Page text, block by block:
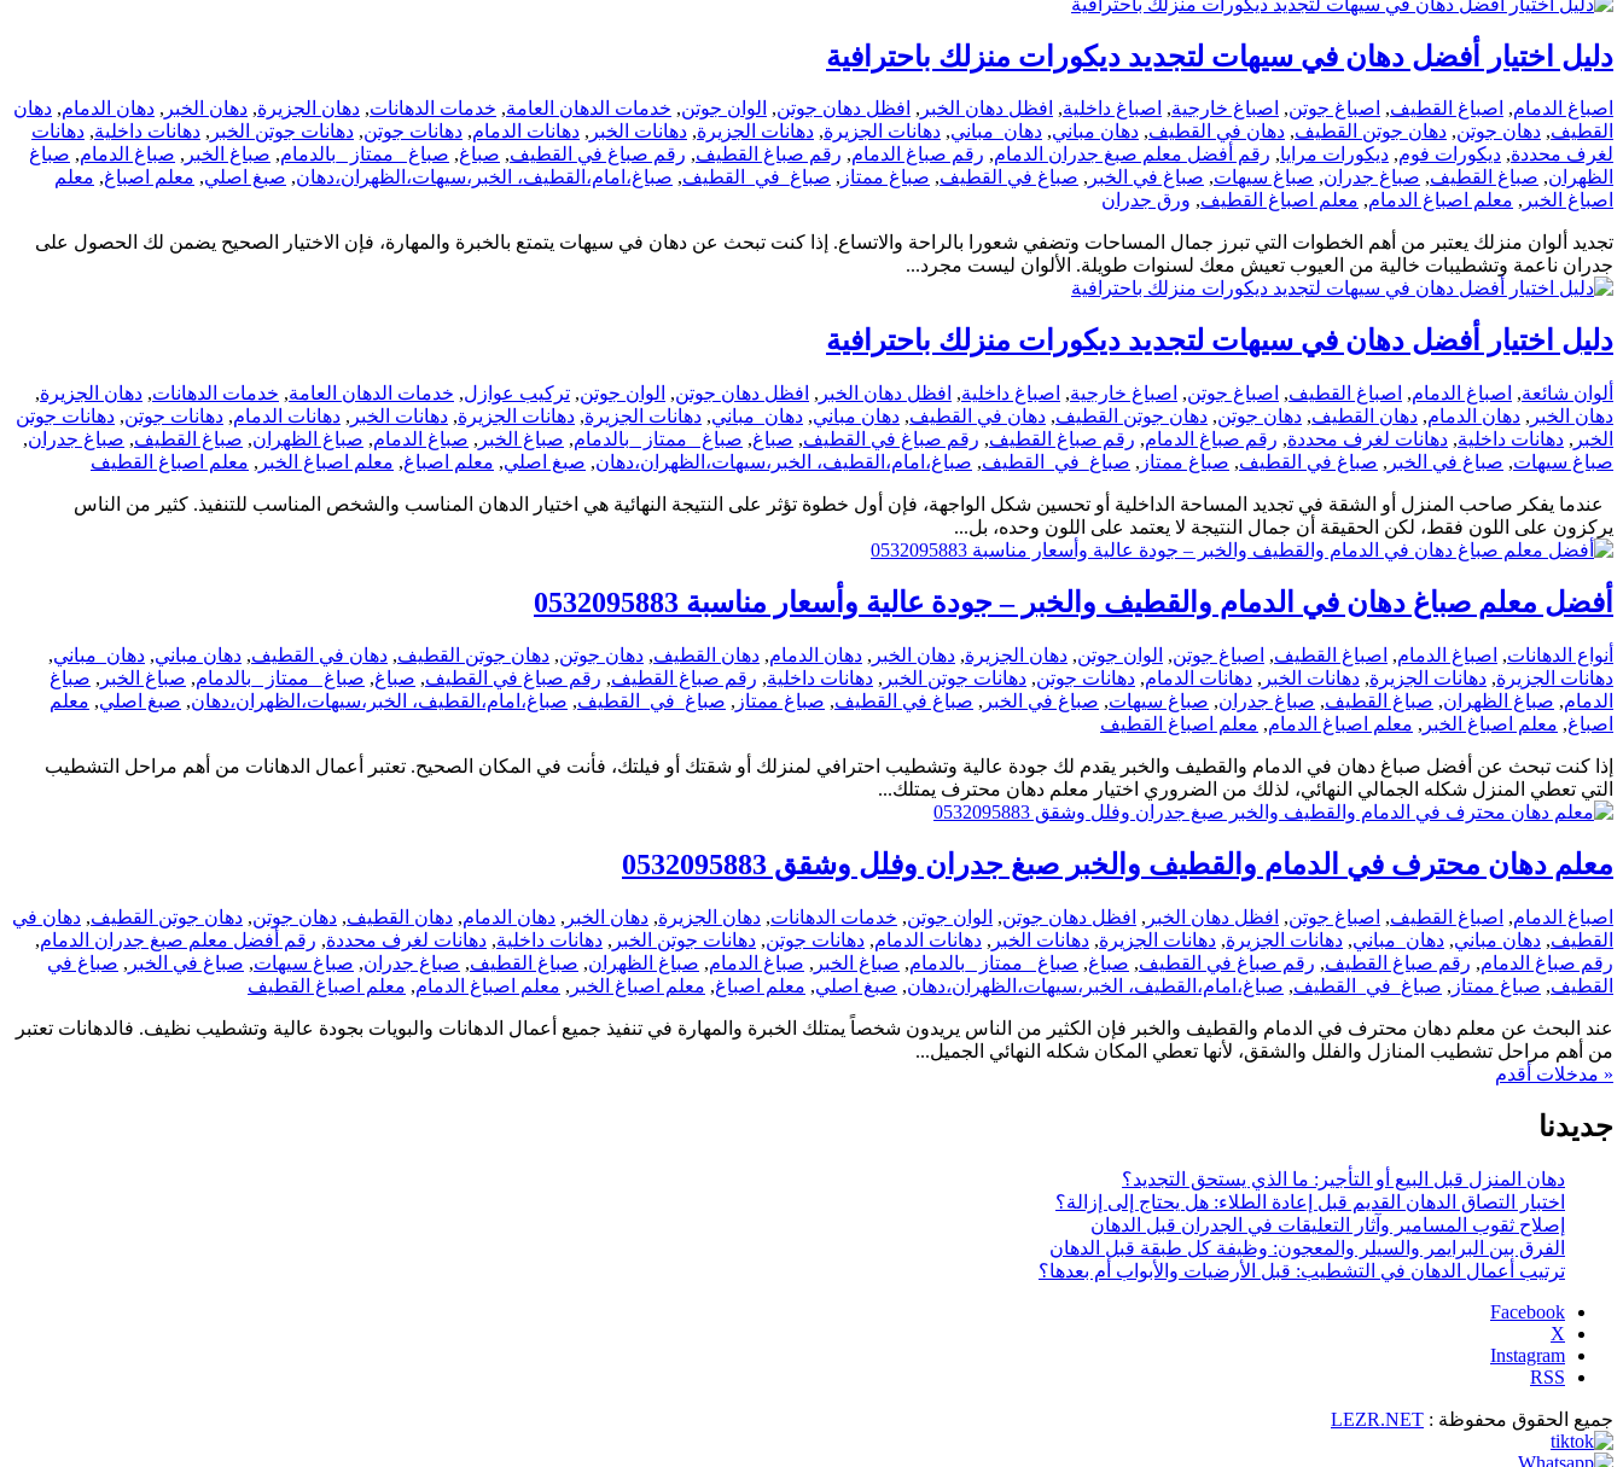
دليل اختيار أفضل دهان في سيهات لتجديد ديكورات منزلك باحترافية
اصباغ الدمام, اصباغ القطيف, اصباغ جوتن, اصباغ خارجية, اصباغ داخلية, افظل دهان الخبر , افظل دهان جوتن, الوان جوتن, خدمات الدهان العامة, خدمات الدهانات, دهان الجزيرة, دهان الخبر , دهان الدمام, دهان
القطيف, دهان جوتن, دهان جوتن القطيف, دهان في القطيف, دهان مباني, دهان_مباني, دهانات الجزيرة, دهانات الجزيرة, دهانات الخبر , دهانات الدمام, دهانات جوتن, دهانات جوتن الخبر , دهانات داخلية, دهانات
لغرف محددة, ديكورات فوم, ديكورات مرايا, رقم أفضل معلم صبغ جدران الدمام, رقم صباغ الدمام, رقم صباغ القطيف, رقم صباغ في القطيف, صباغ, صباغ _ممتاز _بالدمام, صباغ الخبر , صباغ الدمام, صباغ
الظهران, صباغ القطيف, صباغ جدران, صباغ سيهات, صباغ في الخبر , صباغ في القطيف, صباغ ممتاز , صباغ_في_القطيف, صباغ،امام،القطيف، الخبر،سيهات،الظهران،دهان, صبغ اصلي, معلم اصباغ, معلم
اصباغ الخبر , معلم اصباغ الدمام, معلم اصباغ القطيف, ورق جدران
تجديد ألوان منزلك يعتبر من أهم الخطوات التي تبرز جمال المساحات وتضفي شعورا بالراحة والاتساع. إذا كنت تبحث عن دهان في سيهات يتمتع بالخبرة والمهارة، فإن الاختيار الصحيح يضمن لك الحصول على
جدران ناعمة وتشطيبات خالية من العيوب تعيش معك لسنوات طويلة. الألوان ليست مجرد...
دليل اختيار أفضل دهان في سيهات لتجديد ديكورات منزلك باحترافية
ألوان شائعة, اصباغ الدمام, اصباغ القطيف, اصباغ جوتن, اصباغ خارجية, اصباغ داخلية, افظل دهان الخبر , افظل دهان جوتن, الوان جوتن, تركيب عوازل, خدمات الدهان العامة, خدمات الدهانات, دهان الجزيرة,
دهان الخبر , دهان الدمام, دهان القطيف, دهان جوتن, دهان جوتن القطيف, دهان في القطيف, دهان مباني, دهان_مباني, دهانات الجزيرة, دهانات الجزيرة, دهانات الخبر , دهانات الدمام, دهانات جوتن, دهانات جوتن
الخبر , دهانات داخلية, دهانات لغرف محددة, رقم صباغ الدمام, رقم صباغ القطيف, رقم صباغ في القطيف, صباغ, صباغ _ممتاز _بالدمام, صباغ الخبر , صباغ الدمام, صباغ الظهران, صباغ القطيف, صباغ جدران,
صباغ سيهات, صباغ في الخبر , صباغ في القطيف, صباغ ممتاز , صباغ_في_القطيف, صباغ،امام،القطيف، الخبر،سيهات،الظهران،دهان, صبغ اصلي, معلم اصباغ, معلم اصباغ الخبر , معلم اصباغ القطيف
عندما يفكر صاحب المنزل أو الشقة في تجديد المساحة الداخلية أو تحسين شكل الواجهة، فإن أول خطوة تؤثر على النتيجة النهائية هي اختيار الدهان المناسب والشخص المناسب للتنفيذ. كثير من الناس
يركزون على اللون فقط، لكن الحقيقة أن جمال النتيجة لا يعتمد على اللون وحده، بل...
أفضل معلم صباغ دهان في الدمام والقطيف والخبر – جودة عالية وأسعار مناسبة 0532095883
أنواع الدهانات, اصباغ الدمام, اصباغ القطيف, اصباغ جوتن, الوان جوتن, دهان الجزيرة, دهان الخبر , دهان الدمام, دهان القطيف, دهان جوتن, دهان جوتن القطيف, دهان في القطيف, دهان مباني, دهان_مباني,
دهانات الجزيرة, دهانات الجزيرة, دهانات الخبر , دهانات الدمام, دهانات جوتن, دهانات جوتن الخبر , دهانات داخلية, رقم صباغ القطيف, رقم صباغ في القطيف, صباغ, صباغ _ممتاز _بالدمام, صباغ الخبر , صباغ
الدمام, صباغ الظهران, صباغ القطيف, صباغ جدران, صباغ سيهات, صباغ في الخبر , صباغ في القطيف, صباغ ممتاز , صباغ_في_القطيف, صباغ،امام،القطيف، الخبر،سيهات،الظهران،دهان, صبغ اصلي, معلم
اصباغ, معلم اصباغ الخبر , معلم اصباغ الدمام, معلم اصباغ القطيف
إذا كنت تبحث عن أفضل صباغ دهان في الدمام والقطيف والخبر يقدم لك جودة عالية وتشطيب احترافي لمنزلك أو شقتك أو فيلتك، فأنت في المكان الصحيح. تعتبر أعمال الدهانات من أهم مراحل التشطيب
التي تعطي المنزل شكله الجمالي النهائي، لذلك من الضروري اختيار معلم دهان محترف يمتلك...
معلم دهان محترف في الدمام والقطيف والخبر صبغ جدران وفلل وشقق 0532095883
اصباغ الدمام, اصباغ القطيف, اصباغ جوتن, افظل دهان الخبر , افظل دهان جوتن, الوان جوتن, خدمات الدهانات, دهان الجزيرة, دهان الخبر , دهان الدمام, دهان القطيف, دهان جوتن, دهان جوتن القطيف, دهان في
القطيف, دهان مباني, دهان_مباني, دهانات الجزيرة, دهانات الجزيرة, دهانات الخبر , دهانات الدمام, دهانات جوتن, دهانات جوتن الخبر , دهانات داخلية, دهانات لغرف محددة, رقم أفضل معلم صبغ جدران الدمام,
رقم صباغ الدمام, رقم صباغ القطيف, رقم صباغ في القطيف, صباغ, صباغ _ممتاز _بالدمام, صباغ الخبر , صباغ الدمام, صباغ الظهران, صباغ القطيف, صباغ جدران, صباغ سيهات, صباغ في الخبر , صباغ في
القطيف, صباغ ممتاز , صباغ_في_القطيف, صباغ،امام،القطيف، الخبر،سيهات،الظهران،دهان, صبغ اصلي, معلم اصباغ, معلم اصباغ الخبر , معلم اصباغ الدمام, معلم اصباغ القطيف
عند البحث عن معلم دهان محترف في الدمام والقطيف والخبر فإن الكثير من الناس يريدون شخصاً يمتلك الخبرة والمهارة في تنفيذ جميع أعمال الدهانات والبويات بجودة عالية وتشطيب نظيف. فالدهانات تعتبر
من أهم مراحل تشطيب المنازل والفلل والشقق، لأنها تعطي المكان شكله النهائي الجميل...
« مدخلات أقدم
جديدنا
دهان المنزل قبل البيع أو التأجير: ما الذي يستحق التجديد؟
اختبار التصاق الدهان القديم قبل إعادة الطلاء: هل يحتاج إلى إزالة؟
إصلاح ثقوب المسامير وآثار التعليقات في الجدران قبل الدهان
الفرق بين البرايمر والسيلر والمعجون: وظيفة كل طبقة قبل الدهان
ترتيب أعمال الدهان في التشطيب: قبل الأرضيات والأبواب أم بعدها؟
X
Instagram
جميع الحقوق محفوظة : LEZR.NET